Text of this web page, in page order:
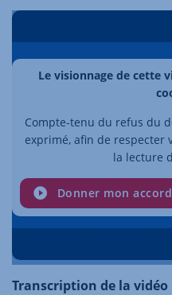
Transcription de la vidéo
Le visionnage de cette
Compte-tenu du refus du
exprimé, afin de respecter
la lecture
Donner mon